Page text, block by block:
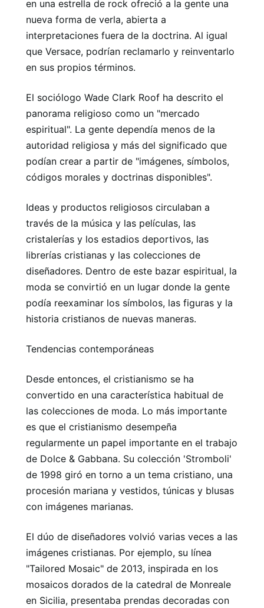
en una estrella de rock ofreció a la gente una
nueva forma de verla, abierta a
interpretaciones fuera de la doctrina. Al igual
que Versace, podrían reclamarlo y reinventarlo
en sus propios términos.
El sociólogo Wade Clark Roof ha descrito el
panorama religioso como un "mercado
espiritual". La gente dependía menos de la
autoridad religiosa y más del significado que
podían crear a partir de "imágenes, símbolos,
códigos morales y doctrinas disponibles".
Ideas y productos religiosos circulaban a
través de la música y las películas, las
cristalerías y los estadios deportivos, las
librerías cristianas y las colecciones de
diseñadores. Dentro de este bazar espiritual, la
moda se convirtió en un lugar donde la gente
podía reexaminar los símbolos, las figuras y la
historia cristianos de nuevas maneras.
Tendencias contemporáneas
Desde entonces, el cristianismo se ha
convertido en una característica habitual de
las colecciones de moda. Lo más importante
es que el cristianismo desempeña
regularmente un papel importante en el trabajo
de Dolce & Gabbana. Su colección 'Stromboli'
de 1998 giró en torno a un tema cristiano, una
procesión mariana y vestidos, túnicas y blusas
con imágenes marianas.
El dúo de diseñadores volvió varias veces a las
imágenes cristianas. Por ejemplo, su línea
"Tailored Mosaic" de 2013, inspirada en los
mosaicos dorados de la catedral de Monreale
en Sicilia, presentaba prendas decoradas con